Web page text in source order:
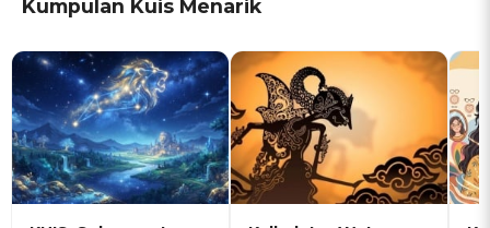
Kumpulan Kuis Menarik